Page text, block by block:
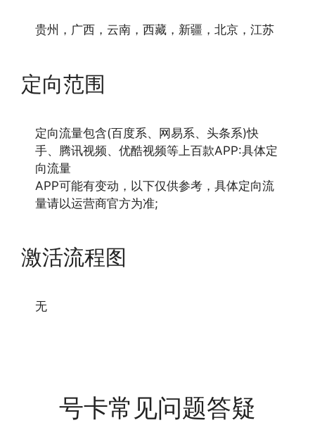
贵州，广西，云南，西藏，新疆，北京，江苏
定向范围
定向流量包含(百度系、网易系、头条系)快
手、腾讯视频、优酷视频等上百款APP:具体定
向流量
APP可能有变动，以下仅供参考，具体定向流
量请以运营商官方为准;
激活流程图
无
号卡常见问题答疑